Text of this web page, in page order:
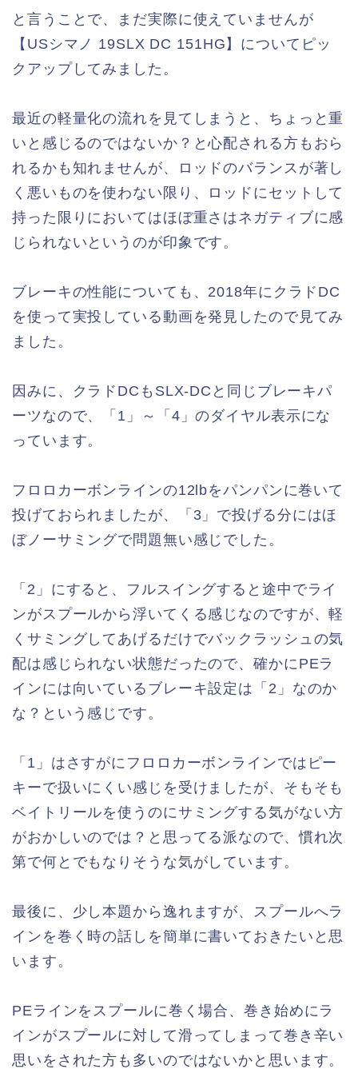
と言うことで、まだ実際に使えていませんが
【USシマノ 19SLX DC 151HG】についてピッ
クアップしてみました。
最近の軽量化の流れを見てしまうと、ちょっと重
いと感じるのではないか？と心配される方もおら
れるかも知れませんが、ロッドのバランスが著し
く悪いものを使わない限り、ロッドにセットして
持った限りにおいてはほぼ重さはネガティブに感
じられないというのが印象です。
ブレーキの性能についても、2018年にクラドDC
を使って実投している動画を発見したので見てみ
ました。
因みに、クラドDCもSLX-DCと同じブレーキパ
ーツなので、「1」～「4」のダイヤル表示にな
っています。
フロロカーボンラインの12lbをパンパンに巻いて
投げておられましたが、「3」で投げる分にはほ
ぼノーサミングで問題無い感じでした。
「2」にすると、フルスイングすると途中でライ
ンがスプールから浮いてくる感じなのですが、軽
くサミングしてあげるだけでバックラッシュの気
配は感じられない状態だったので、確かにPEラ
インには向いているブレーキ設定は「2」なのか
な？という感じです。
「1」はさすがにフロロカーボンラインではピー
キーで扱いにくい感じを受けましたが、そもそも
ベイトリールを使うのにサミングする気がない方
がおかしいのでは？と思ってる派なので、慣れ次
第で何とでもなりそうな気がしています。
最後に、少し本題から逸れますが、スプールへラ
インを巻く時の話しを簡単に書いておきたいと思
います。
PEラインをスプールに巻く場合、巻き始めにラ
インがスプールに対して滑ってしまって巻き辛い
思いをされた方も多いのではないかと思います。